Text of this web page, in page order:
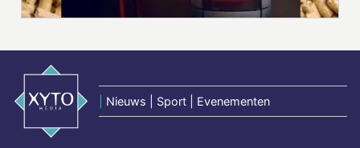
Nieuws | Sport | Evenementen